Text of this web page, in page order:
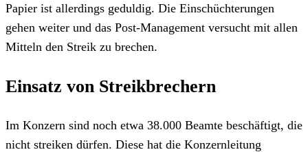
Papier ist allerdings geduldig. Die Einschüchterungen
gehen weiter und das Post-Management versucht mit allen
Mitteln den Streik zu brechen.
Einsatz von Streikbrechern
Im Konzern sind noch etwa 38.000 Beamte beschäftigt, die
nicht streiken dürfen. Diese hat die Konzernleitung